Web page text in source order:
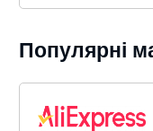
Популярні